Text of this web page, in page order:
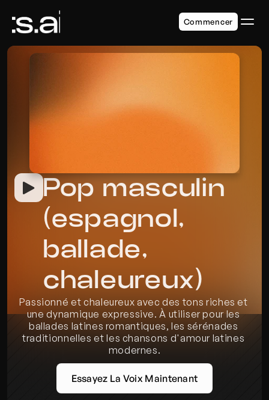
Pop masculin
(espagnol,
ballade,
chaleureux)
Passionné et chaleureux avec des tons riches et
une dynamique expressive. À utiliser pour les
ballades latines romantiques, les sérénades
traditionnelles et les chansons d'amour latines
modernes.
Essayez La Voix Maintenant
Commencer